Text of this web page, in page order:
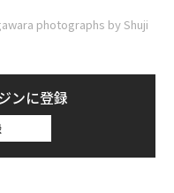
photographs by Shuji
ンに登録